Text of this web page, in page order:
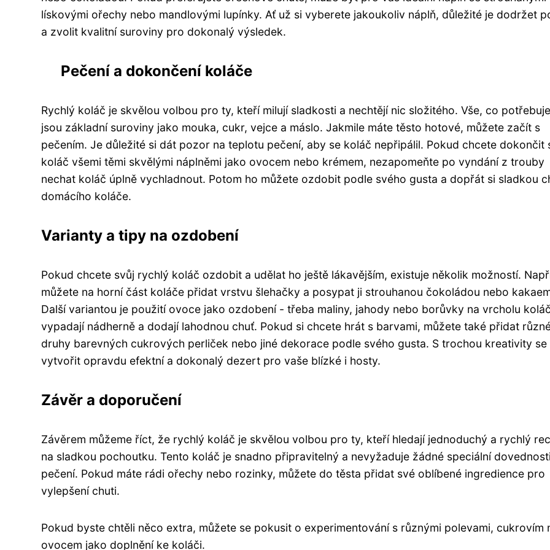
lískovými ořechy nebo mandlovými lupínky. Ať už si vyberete jakoukoliv náplň, důležité je dodržet
a zvolit kvalitní suroviny pro dokonalý výsledek.
Pečení a dokončení koláče
Rychlý koláč je skvělou volbou pro ty, kteří milují sladkosti a nechtějí nic složitého. Vše, co
jsou základní suroviny jako mouka, cukr, vejce a máslo. Jakmile máte těsto hotové, můžete začít s
pečením. Je důležité si dát pozor na teplotu pečení, aby se koláč nepřipálil. Pokud chcete dokončit
koláč všemi těmi skvělými náplněmi jako ovocem nebo krémem, nezapomeňte po vyndání z trouby
nechat koláč úplně vychladnout. Potom ho můžete ozdobit podle svého gusta a dopřát si sladkou
domácího koláče.
Varianty a tipy na ozdobení
Pokud chcete svůj rychlý koláč ozdobit a udělat ho ještě lákavějším, existuje několik možností.
můžete na horní část koláče přidat vrstvu šlehačky a posypat ji strouhanou čokoládou nebo
Další variantou je použití ovoce jako ozdobení - třeba maliny, jahody nebo borůvky na vrcholu
vypadají nádherně a dodají lahodnou chuť. Pokud si chcete hrát s barvami, můžete také přidat
druhy barevných cukrových perliček nebo jiné dekorace podle svého gusta. S trochou kreativity se
vytvořit opravdu efektní a dokonalý dezert pro vaše blízké i hosty.
Závěr a doporučení
Závěrem můžeme říct, že rychlý koláč je skvělou volbou pro ty, kteří hledají jednoduchý a rychlý
na sladkou pochoutku. Tento koláč je snadno připravitelný a nevyžaduje žádné speciální
pečení. Pokud máte rádi ořechy nebo rozinky, můžete do těsta přidat své oblíbené ingredience pro
vylepšení chuti.
Pokud byste chtěli něco extra, můžete se pokusit o experimentování s různými polevami, cukrovím
ovocem jako doplnění ke koláči.